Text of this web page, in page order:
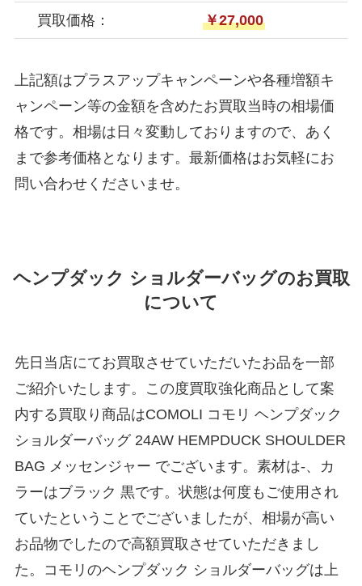
買取価格： ￥27,000
上記額はプラスアップキャンペーンや各種増額キ
ャンペーン等の金額を含めたお買取当時の相場価
格です。相場は日々変動しておりますので、あく
まで参考価格となります。最新価格はお気軽にお
問い合わせくださいませ。
ヘンプダック ショルダーバッグのお買取
について
先日当店にてお買取させていただいたお品を一部
ご紹介いたします。この度買取強化商品として案
内する買取り商品はCOMOLI コモリ ヘンプダック
ショルダーバッグ 24AW HEMPDUCK SHOULDER
BAG メッセンジャー でございます。素材は-、カ
ラーはブラック 黒です。状態は何度もご使用され
ていたということでございましたが、相場が高い
お品物でしたので高額買取させていただきまし
た。コモリのヘンプダック ショルダーバッグは上